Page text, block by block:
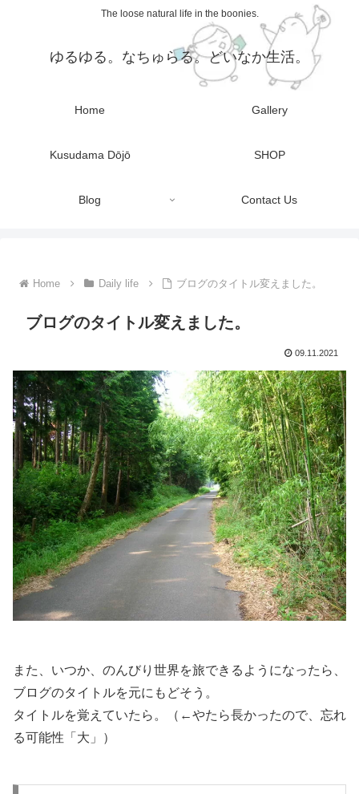
The loose natural life in the boonies.
ゆるゆる。なちゅらる。どいなか生活。
Home Gallery
Kusudama Dōjō SHOP
Blog Contact Us
Home Daily life ブログのタイトル変えました。
ブログのタイトル変えました。
09.11.2021
また、いつか、のんびり世界を旅できるようになったら、
ブログのタイトルを元にもどそう。
タイトルを覚えていたら。（←やたら長かったので、忘れ
る可能性「大」）